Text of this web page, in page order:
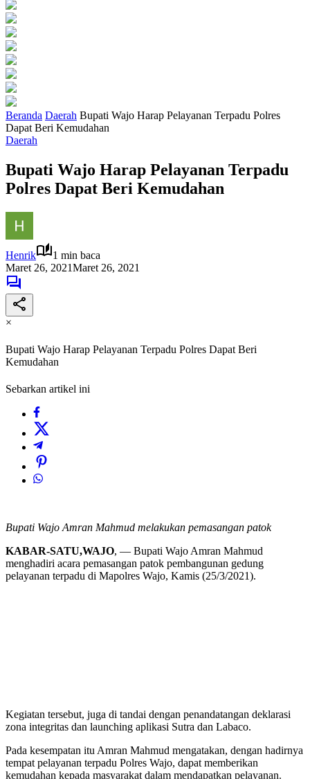
Beranda Daerah Bupati Wajo Harap Pelayanan Terpadu Polres
Dapat Beri Kemudahan
Daerah
Bupati Wajo Harap Pelayanan Terpadu
Polres Dapat Beri Kemudahan
Henrik
1 min baca
Maret 26, 2021Maret 26, 2021
×
Bupati Wajo Harap Pelayanan Terpadu Polres Dapat Beri
Kemudahan
Sebarkan artikel ini
Bupati Wajo Amran Mahmud melakukan pemasangan patok
KABAR-SATU,WAJO, — Bupati Wajo Amran Mahmud
menghadiri acara pemasangan patok pembangunan gedung
pelayanan terpadu di Mapolres Wajo, Kamis (25/3/2021).
Kegiatan tersebut, juga di tandai dengan penandatangan deklarasi
zona integritas dan launching aplikasi Sutra dan Labaco.
Pada kesempatan itu Amran Mahmud mengatakan, dengan hadirnya
tempat pelayanan terpadu Polres Wajo, dapat memberikan
kemudahan kepada masyarakat dalam mendapatkan pelayanan.